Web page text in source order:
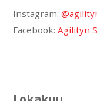
Instagram:
Facebook:Agilityn